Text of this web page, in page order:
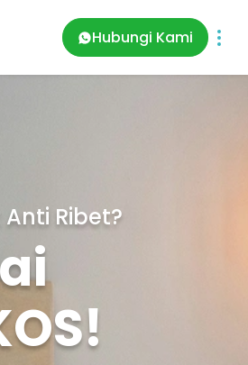
Hubungi Kami
Ribet?